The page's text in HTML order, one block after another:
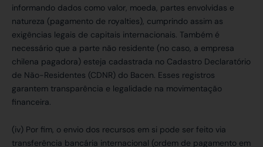
informando dados como valor, moeda, partes envolvidas e
natureza (pagamento de royalties), cumprindo assim as
exigências legais de capitais internacionais. Também é
necessário que a parte não residente (no caso, a empresa
chilena pagadora) esteja cadastrada no Cadastro Declaratório
de Não-Residentes (CDNR) do Bacen. Esses registros
garantem transparência e legalidade na movimentação
financeira.
(iv) Por fim, o envio dos recursos em si pode ser feito via
transferência bancária internacional (ordem de pagamento em